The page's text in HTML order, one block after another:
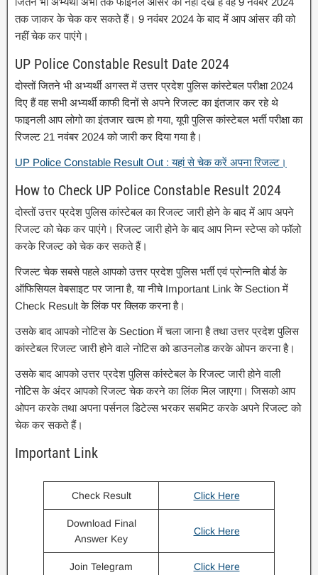
तक जाकर के चेक कर सकते हैं। 9 नवंबर 2024 के बाद में आप आंसर की को
नहीं चेक कर पाएंगे।
UP Police Constable Result Date 2024
दोस्तों जितने भी अभ्यर्थी अगस्त में उत्तर प्रदेश पुलिस कांस्टेबल परीक्षा 2024
दिए हैं वह सभी अभ्यर्थी काफी दिनों से अपने रिजल्ट का इंतजार कर रहे थे
फाइनली आप लोगो का इंतजार खत्म हो गया, यूपी पुलिस कांस्टेबल भर्ती परीक्षा का
रिजल्ट 21 नवंबर 2024 को जारी कर दिया गया है।
UP Police Constable Result Out : यहां से चेक करें अपना रिजल्ट।
How to Check UP Police Constable Result 2024
दोस्तों उत्तर प्रदेश पुलिस कांस्टेबल का रिजल्ट जारी होने के बाद में आप अपने
रिजल्ट को चेक कर पाएंगे। रिजल्ट जारी होने के बाद आप निम्न स्टेप्स को फॉलो
करके रिजल्ट को चेक कर सकते हैं।
रिजल्ट चेक सबसे पहले आपको उत्तर प्रदेश पुलिस भर्ती एवं प्रोन्नति बोर्ड के
ऑफिसियल वेबसाइट पर जाना है, या नीचे Important Link के Section में
Check Result के लिंक पर क्लिक करना है।
उसके बाद आपको नोटिस के Section में चला जाना है तथा उत्तर प्रदेश पुलिस
कांस्टेबल रिजल्ट जारी होने वाले नोटिस को डाउनलोड करके ओपन करना है।
उसके बाद आपको उत्तर प्रदेश पुलिस कांस्टेबल के रिजल्ट जारी होने वाली
नोटिस के अंदर आपको रिजल्ट चेक करने का लिंक मिल जाएगा। जिसको आप
ओपन करके तथा अपना पर्सनल डिटेल्स भरकर सबमिट करके अपने रिजल्ट को
चेक कर सकते हैं।
Important Link
Check Result Click Here
Download Final
Answer Key
Click Here
Join Telegram Click Here